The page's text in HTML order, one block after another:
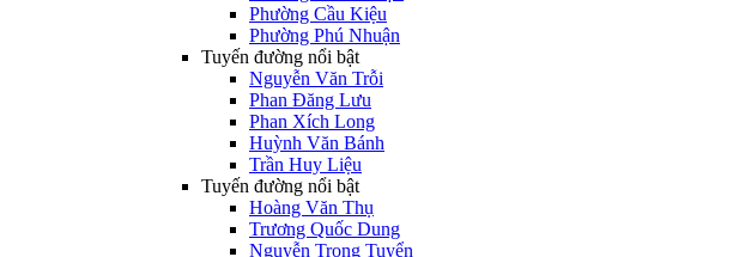
Phường Cầu Kiệu
Phường Phú Nhuận
Tuyến đường nổi bật
Nguyễn Văn Trỗi
Phan Đăng Lưu
Phan Xích Long
Huỳnh Văn Bánh
Trần Huy Liệu
Tuyến đường nổi bật
Hoàng Văn Thụ
Trương Quốc Dung
Nguyễn Trọng Tuyển